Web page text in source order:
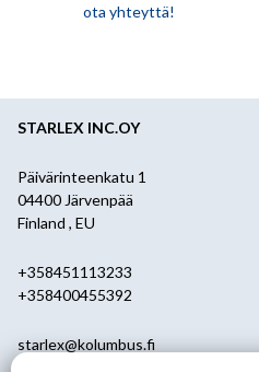
ota yhteyttä!
STARLEX INC.OY
Päivärinteenkatu 1
04400 Järvenpää
Finland , EU
+358451113233
+358400455392
starlex@kolumbus.fi